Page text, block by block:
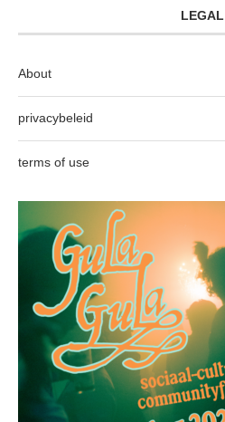
LEGAL
About
privacybeleid
terms of use